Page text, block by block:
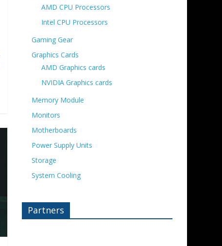
AMD CPU Processors
Intel CPU Processors
Gaming Gear
Graphics Cards
AMD Graphics cards
NVIDIA Graphics cards
Memory Module
Monitors
Motherboards
Power Supply Units
Storage
System Cooling
Partners